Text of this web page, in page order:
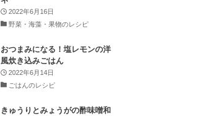
2022年6月16日
野菜・海藻・果物のレシピ
おつまみになる！塩レモンの洋
風炊き込みごはん
2022年6月14日
ごはんのレシピ
きゅうりとみょうがの酢味噌和